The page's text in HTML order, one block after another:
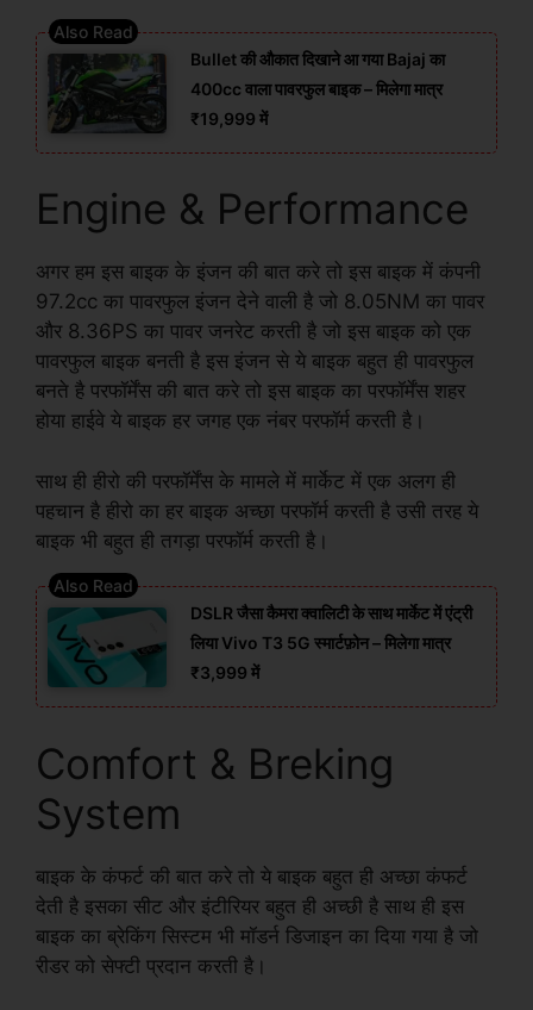
Bullet की औकात दिखाने आ गया Bajaj का
400cc वाला पावरफुल बाइक – मिलेगा मात्र
₹19,999 में
Engine & Performance
अगर हम इस बाइक के इंजन की बात करे तो इस बाइक में कंपनी
97.2cc का पावरफुल इंजन देने वाली है जो 8.05NM का पावर
और 8.36PS का पावर जनरेट करती है जो इस बाइक को एक
पावरफुल बाइक बनती है इस इंजन से ये बाइक बहुत ही पावरफुल
बनते है परफॉर्मेंस की बात करे तो इस बाइक का परफॉर्मेंस शहर
होया हाईवे ये बाइक हर जगह एक नंबर परफॉर्म करती है।
साथ ही हीरो की परफॉर्मेंस के मामले में मार्केट में एक अलग ही
पहचान है हीरो का हर बाइक अच्छा परफॉर्म करती है उसी तरह ये
बाइक भी बहुत ही तगड़ा परफॉर्म करती है।
DSLR जैसा कैमरा क्वालिटी के साथ मार्केट में एंट्री
लिया Vivo T3 5G स्मार्टफ़ोन – मिलेगा मात्र
₹3,999 में
Comfort & Breking
System
बाइक के कंफर्ट की बात करे तो ये बाइक बहुत ही अच्छा कंफर्ट
देती है इसका सीट और इंटीरियर बहुत ही अच्छी है साथ ही इस
बाइक का ब्रेकिंग सिस्टम भी मॉडर्न डिजाइन का दिया गया है जो
रीडर को सेफ्टी प्रदान करती है।